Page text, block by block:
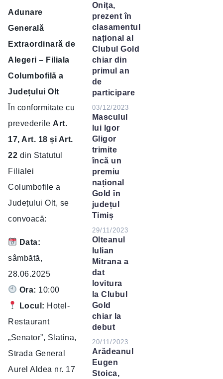
Adunare
Generală
Extraordinară de
Alegeri – Filiala
Columbofilă a
Județului Olt
În conformitate cu
prevederile Art.
17, Art. 18 și Art.
22 din Statutul
Filialei
Columbofile a
Județului Olt, se
convoacă:
Data:
sâmbătă,
28.06.2025
Ora: 10:00
Locul: Hotel-
Restaurant
„Senator”, Slatina,
Strada General
Aurel Aldea nr. 17
Onița,
prezent în
clasamentul
național al
Clubul Gold
chiar din
primul an
de
participare
03/12/2023
Masculul
lui Igor
Gligor
trimite
încă un
premiu
național
Gold în
județul
Timiș
29/11/2023
Olteanul
Iulian
Mitrana a
dat
lovitura
la Clubul
Gold
chiar la
debut
20/11/2023
Arădeanul
Eugen
Stoica,